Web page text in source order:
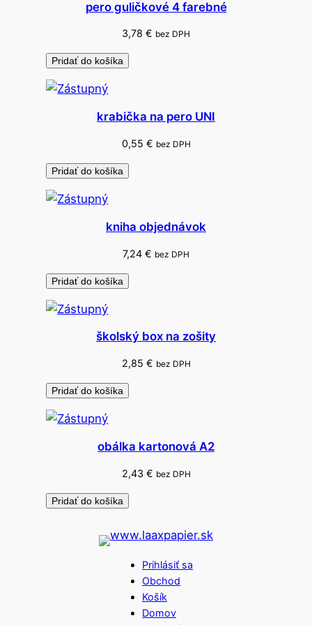
U
pero guličkové 4 farebné
3,78 € bez DPH
Pridať do košíka
krabička na pero UNI
0,55 € bez DPH
Pridať do košíka
kniha objednávok
7,24 € bez DPH
Pridať do košíka
školský box na zošity
2,85 € bez DPH
Pridať do košíka
obálka kartonová A2
2,43 € bez DPH
Pridať do košíka
Prihlásiť sa
Obchod
Košík
Domov